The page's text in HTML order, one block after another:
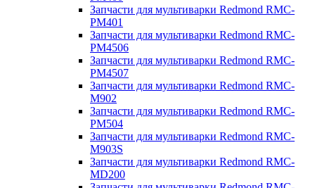
Запчасти для мультиварки Redmond RMC-
PM401
Запчасти для мультиварки Redmond RMC-
PM4506
Запчасти для мультиварки Redmond RMC-
PM4507
Запчасти для мультиварки Redmond RMC-
M902
Запчасти для мультиварки Redmond RMC-
PM504
Запчасти для мультиварки Redmond RMC-
M903S
Запчасти для мультиварки Redmond RMC-
MD200